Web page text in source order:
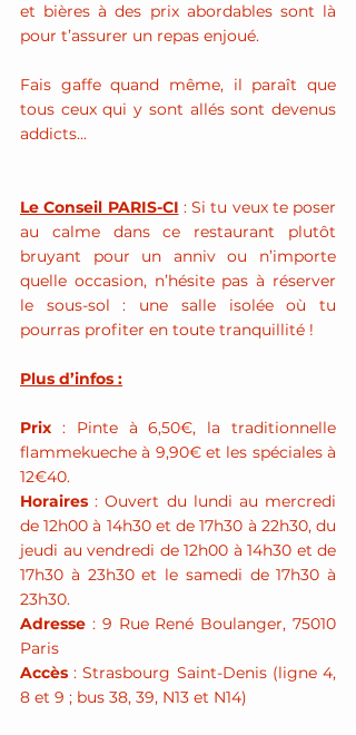
et bières à des prix abordables sont là
pour t’assurer un repas enjoué.
Fais gaffe quand même, il paraît que
tous ceux qui y sont allés sont devenus
addicts...
Le Conseil PARIS-CI : Si tu veux te poser
au calme dans ce restaurant plutôt
bruyant pour un anniv ou n’importe
quelle occasion, n’hésite pas à réserver
le sous-sol : une salle isolée où tu
pourras profiter en toute tranquillité !
Plus d’infos :
Prix : Pinte à 6,50€, la traditionnelle
flammekueche à 9,90€ et les spéciales à
12€40.
Horaires : Ouvert du lundi au mercredi
de 12h00 à 14h30 et de 17h30 à 22h30, du
jeudi au vendredi de 12h00 à 14h30 et de
17h30 à 23h30 et le samedi de 17h30 à
23h30.
Adresse : 9 Rue René Boulanger, 75010
Paris
Accès : Strasbourg Saint-Denis (ligne 4,
8 et 9 ; bus 38, 39, N13 et N14)